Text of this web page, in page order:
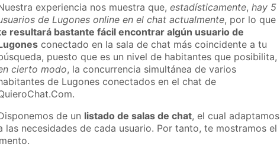
experiencia nos muestra que,estadísticamente,hay 5
de Lugones online en el chat actualmente, por lo que
resultará bastante fácil encontrar algún usuario de
conectado en la sala de chat más coincidente a tu
puesto que es un nivel de habitantes que posibilita,
cierto modo, la concurrencia simultánea de varios
de Lugones conectados en el chat de
de un listado de salas de chat, el cual adaptamos
las necesidades de cada usuario. Por tanto, te mostramos el